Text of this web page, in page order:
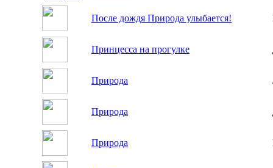
После дождя Природа улыбается!
Принцесса на прогулке
Природа
Природа
Природа